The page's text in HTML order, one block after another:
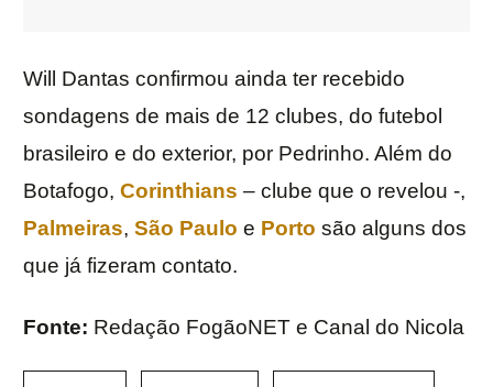
Will Dantas confirmou ainda ter recebido
sondagens de mais de 12 clubes, do futebol
brasileiro e do exterior, por Pedrinho. Além do
Botafogo, Corinthians – clube que o revelou -,
Palmeiras, São Paulo e Porto são alguns dos
que já fizeram contato.
Fonte: Redação FogãoNET e Canal do Nicola